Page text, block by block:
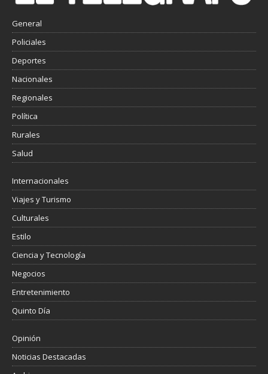
General
Policiales
Deportes
Nacionales
Regionales
Política
Rurales
Salud
Internacionales
Viajes y Turismo
Culturales
Estilo
Ciencia y Tecnología
Negocios
Entretenimiento
Quinto Día
Opinión
Noticias Destacadas